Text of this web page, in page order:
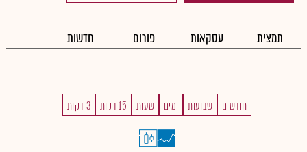
תמצית עסקאות פורום חדשות
חודשים שבועות ימים שעות 15 דקות 3 דקות